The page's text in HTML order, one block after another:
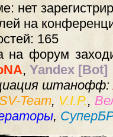
нет
на
165
на форум
, Yandex [Bot]
штанофф:
Team, V.I.P.,
,